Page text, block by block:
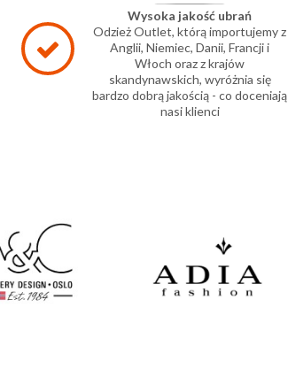
Wysoka jakość ubrań
Odzież Outlet, którą importujemy z
Anglii, Niemiec, Danii, Francji i
Włoch oraz z krajów
skandynawskich, wyróżnia się
bardzo dobrą jakością - co doceniają
nasi klienci